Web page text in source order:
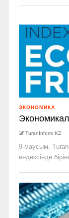
ЭКОНОМИКА
TuranInform KZ
9-маусым.
индексінде